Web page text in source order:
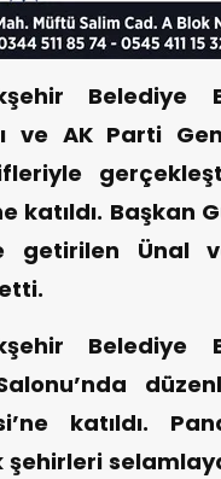
Belediye
ve AK Parti
katıldı. Başkan
getirilen Ünal
Belediye
katıldı.